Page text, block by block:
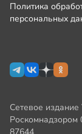
Политика
персональных
Сетевое издание